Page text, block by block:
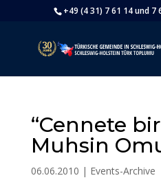
+49 (4 31) 7 61 14 und 7
“Cennete
Muhsin
06.06.2010 | Events-Archive